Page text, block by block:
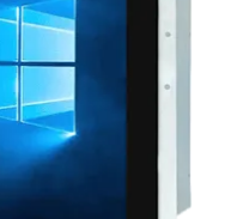
決方案
網閘道器
道器
天然氣, ATEX等級
強固型平板電腦